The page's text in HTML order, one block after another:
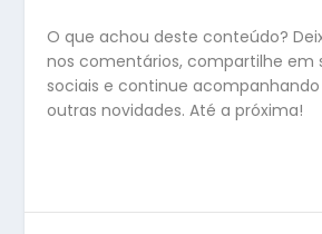
O que achou deste conteúdo?
nos comentários, compartilhe em
sociais e continue
outras novidades. Até a próxima!